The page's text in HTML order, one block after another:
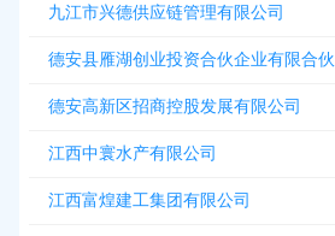
九江市兴德供应链管理有限公司
德安县雁湖创业投资合伙企业有限合伙
德安高新区招商控股发展有限公司
江西中寰水产有限公司
江西富煌建工集团有限公司